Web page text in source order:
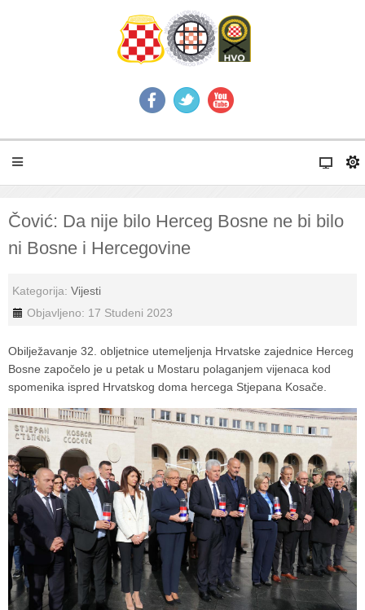
Čović: Da nije bilo Herceg Bosne ne bi bilo
ni Bosne i Hercegovine
Kategorija: Vijesti
Objavljeno: 17 Studeni 2023
Obilježavanje 32. obljetnice utemeljenja Hrvatske zajednice Herceg
Bosne započelo je u petak u Mostaru polaganjem vijenaca kod
spomenika ispred Hrvatskog doma hercega Stjepana Kosače.